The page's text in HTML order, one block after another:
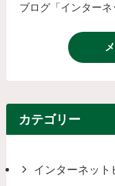
ブログ「インターネ
カテゴリー
インターネット